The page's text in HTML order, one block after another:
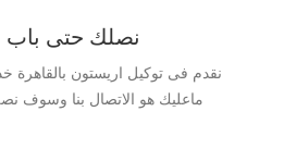
نصلك حتى باب
نقدم فى توكيل اريستون بالقاهرة
ماعليك هو الاتصال بنا وسوف